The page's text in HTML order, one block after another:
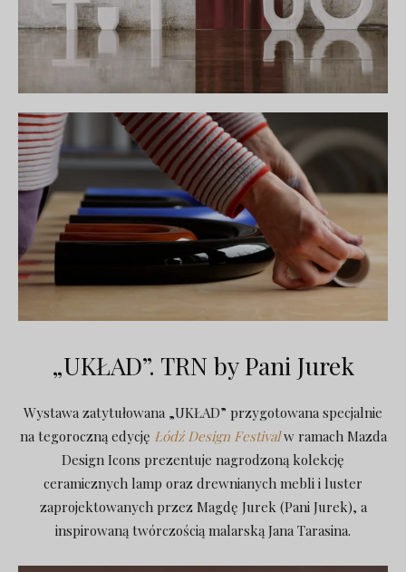
„UKŁAD”. TRN by Pani Jurek
Wystawa zatytułowana „UKŁAD” przygotowana specjalnie
na tegoroczną edycję Łódź Design Festivalw ramach Mazda
Design Icons prezentuje nagrodzoną kolekcję
ceramicznych lamp oraz drewnianych mebli i luster
zaprojektowanych przez Magdę Jurek (Pani Jurek), a
inspirowaną twórczością malarską Jana Tarasina.